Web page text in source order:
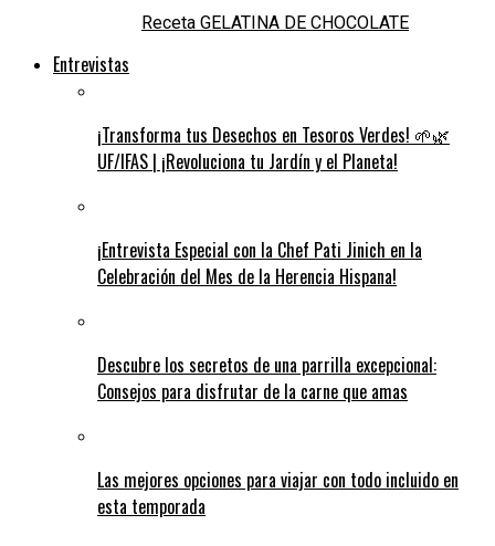
Receta GELATINA DE CHOCOLATE
Entrevistas
¡Transforma tus Desechos en Tesoros Verdes! 🌱🌿
UF/IFAS | ¡Revoluciona tu Jardín y el Planeta!
¡Entrevista Especial con la Chef Pati Jinich en la
Celebración del Mes de la Herencia Hispana!
Descubre los secretos de una parrilla excepcional:
Consejos para disfrutar de la carne que amas
Las mejores opciones para viajar con todo incluido en
esta temporada